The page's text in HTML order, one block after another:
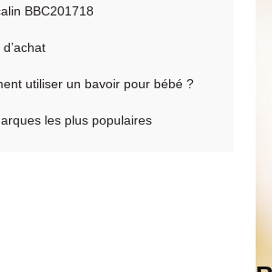
BBC201718
utiliser un bavoir pour bébé ?
les plus populaires